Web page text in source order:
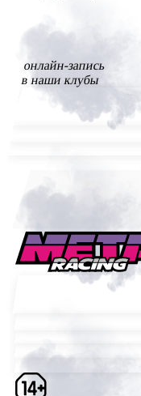
онлайн-запись
в наши клубы